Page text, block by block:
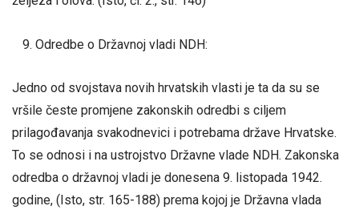
Odredbe o Državnoj vladi NDH:
Jedno od svojstava novih hrvatskih vlasti je ta da su se
vršile česte promjene zakonskih odredbi s ciljem
prilagođavanja svakodnevici i potrebama države Hrvatske.
To se odnosi i na ustrojstvo Državne vlade NDH. Zakonska
odredba o državnoj vladi je donesena 9. listopada 1942.
godine, (Isto, str. 165-188) prema kojoj je Državna vlada